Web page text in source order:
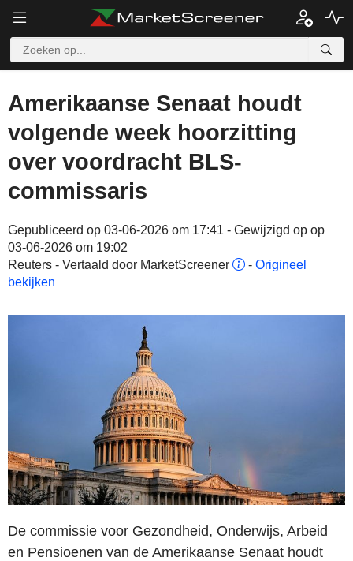
Amerikaanse Senaat houdt
volgende week hoorzitting
over voordracht BLS-
commissaris
Gepubliceerd op 03-06-2026 om 17:41 - Gewijzigd op op
03-06-2026 om 19:02
Reuters - Vertaald door MarketScreener
- Origineel
bekijken
De commissie voor Gezondheid, Onderwijs, Arbeid
en Pensioenen van de Amerikaanse Senaat houdt